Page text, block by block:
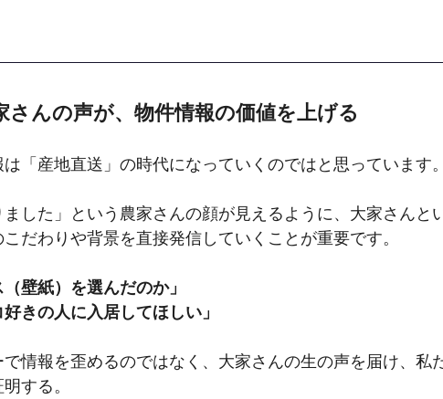
さんの声が、物件情報の価値を上げる
「産地直送」の時代になっていくのではと思っています。
した」という農家さんの顔が見えるように、大家さんと
だわりや背景を直接発信していくことが重要です。
壁紙）を選んだのか」
きの人に入居してほしい」
情報を歪めるのではなく、大家さんの生の声を届け、私
する。